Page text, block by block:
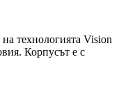
технологията Vision
Корпусът е с